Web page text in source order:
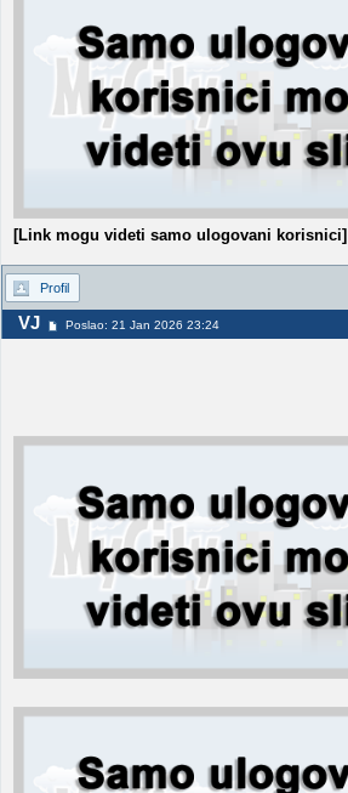
[Link mogu videti samo ulogovani korisnici]
Profil
VJ Poslao: 21 Jan 2026 23:24